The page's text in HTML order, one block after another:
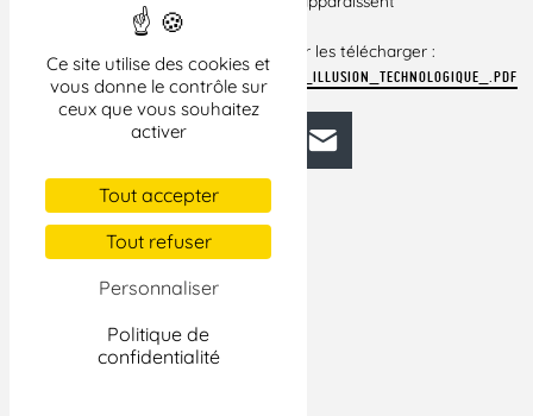
Ce site utilise des cookies et
vous donne le contrôle sur
ceux que vous souhaitez
activer
Tout accepter
Tout refuser
Personnaliser
Politique de
confidentialité
brisés dans cet
article, veuillez cliquer ci-dessous pour les télécharger :
H_L142_DOSSIER_5._LES_OEILLERES_DE_L_ILLUSION_TECHNOLOGIQUE_.PDF
FacebookBlueskyMastodonLinkedIn